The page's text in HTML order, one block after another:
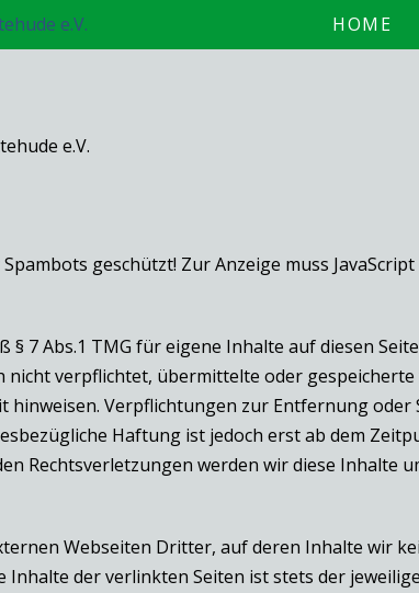
HOME
e.V.
geschützt! Zur Anzeige muss
7 Abs.1 TMG für eigene Inhalte auf diesen
nicht verpflichtet, übermittelte oder
hinweisen. Verpflichtungen zur Entfernung
Haftung ist jedoch erst ab dem
Rechtsverletzungen werden wir diese Inhalte
Webseiten Dritter, auf deren Inhalte wir
Inhalte der verlinkten Seiten ist stets der